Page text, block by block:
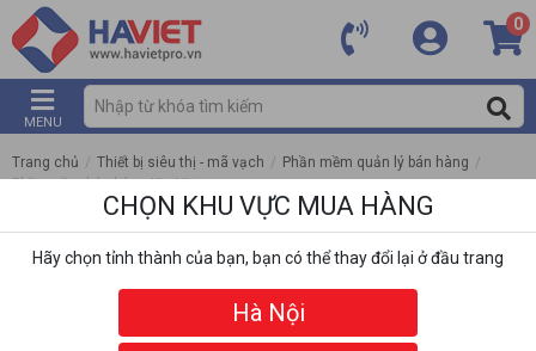
0
MENU
Trang chủ / Thiết bị siêu thị - mã vạch / Phần mềm quản lý bán hàng /
Phần mềm bán hàng KiotViet
CHỌN KHU VỰC MUA HÀNG
Hãy chọn tỉnh thành của bạn, bạn có thể thay đổi lại ở đầu trang
Hà Nội